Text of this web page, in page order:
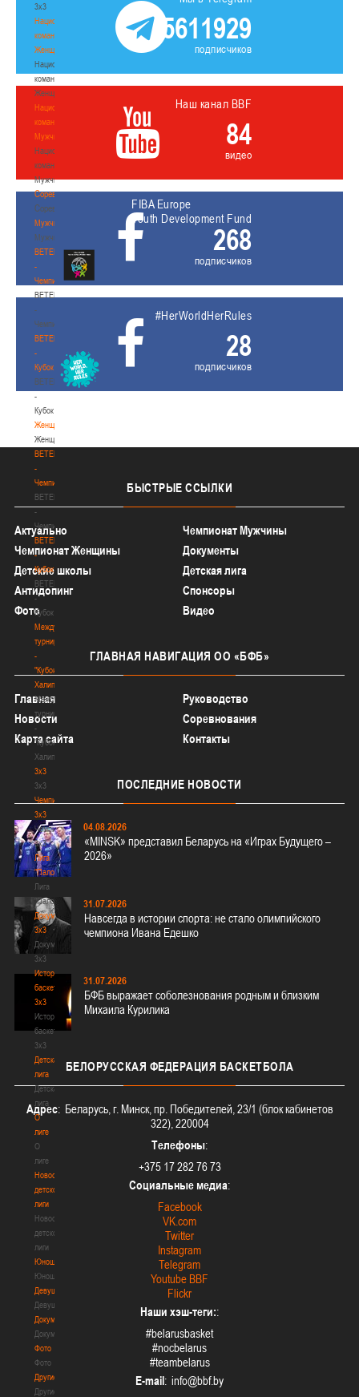
3х3
Национальная
команда.
Женщины
Национальная
команда.
Женщины
Национальная
команда.
Мужчины
Национальная
команда.
Мужчины
Соревнования
Соревнования
Мужчины
Мужчины
BETERA
-
Чемпионат
BETERA
-
Чемпионат
BETERA
-
Кубок
BETERA
-
Кубок
Женщины
Женщины
BETERA
-
Чемпионат
BETERA
-
Чемпионат
BETERA
-
Кубок
BETERA
-
Кубок
Международный
турнир
-
"Кубок
Халипского"
Международный
турнир
-
"Кубок
Халипского"
3x3
3x3
Чемпионат
3х3
Чемпионат
3х3
Лига
"Палова"
Лига
"Палова"
Документы
3х3
Документы
3х3
История
баскетбола
3х3
История
баскетбола
3х3
Детская
лига
Детская
лига
О
лиге
О
лиге
Новости
детской
лиги
Новости
детской
лиги
Юноши
Юноши
Девушки
Девушки
Документы
Документы
Фото
Фото
Другие
Другие
5611929
подписчиков
Наш канал BBF
84
видео
FIBA Europe
Youth Development Fund
268
подписчиков
#HerWorldHerRules
28
подписчиков
БЫСТРЫЕ ССЫЛКИ
Актуально
Чемпионат Мужчины
Чемпионат Женщины
Документы
Детские школы
Детская лига
Антидопинг
Спонсоры
Фото
Видео
ГЛАВНАЯ НАВИГАЦИЯ ОО «БФБ»
Главная
Руководство
Новости
Соревнования
Карта сайта
Контакты
ПОСЛЕДНИЕ НОВОСТИ
04.08.2026
«MINSK» представил Беларусь на «Играх Будущего –
2026»
31.07.2026
Навсегда в истории спорта: не стало олимпийского
чемпиона Ивана Едешко
31.07.2026
БФБ выражает соболезнования родным и близким
Михаила Курилика
БЕЛОРУССКАЯ ФЕДЕРАЦИЯ БАСКЕТБОЛА
Адрес: Беларусь, г. Минск, пр. Победителей, 23/1 (блок кабинетов
322), 220004
Телефоны:
+375 17 282 76 73
Социальные медиа:
Facebook
VK.com
Twitter
Instagram
Telegram
Youtube BBF
Flickr
Наши хэш-теги::
#belarusbasket
#nocbelarus
#teambelarus
E-mail: